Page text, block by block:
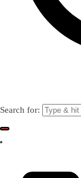
Search for: